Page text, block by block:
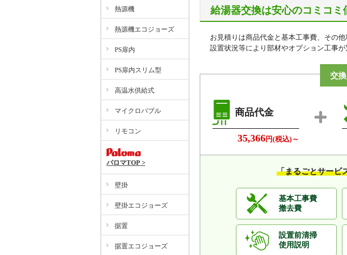
給湯器交換は安心のコミコミ
お見積りは商品代金と基本工事費、その
設置状況等により部材やオプション工事
交
商品代金
35,366 円(税込)～
「まるごとサービ
基本工事費
撤去費
設置前清掃
使用説明
熱源機
熱源機エコジョーズ
PS扉内
PS扉内スリム型
高温水供給式
マイクロバブル
リモコン
パロマTOP >
壁掛
壁掛エコジョーズ
据置
据置エコジョーズ